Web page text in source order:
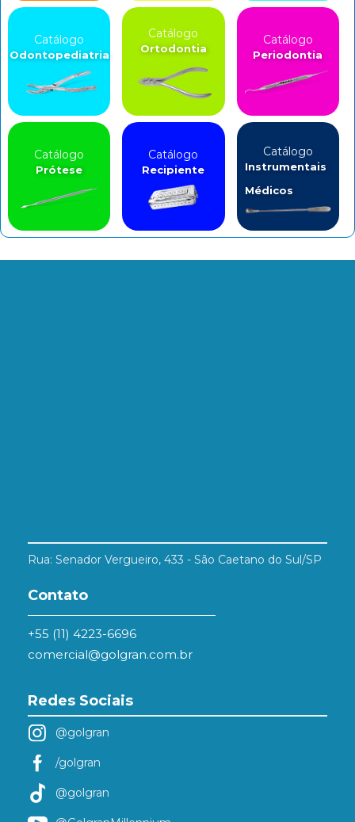
Catálogo
Odontopediatria
Catálogo
Ortodontia
Catálogo
Periodontia
Catálogo
Prótese
Catálogo
Recipiente
Catálogo
Instrumentais
Médicos
Rua: Senador Vergueiro, 433 - São Caetano do Sul/SP
Contato
+55 (11) 4223-6696
comercial@golgran.com.br
Redes Sociais
@golgran
/golgran
@golgran